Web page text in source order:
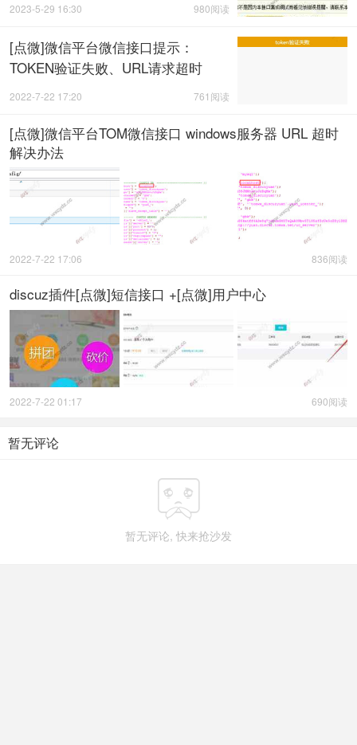
980阅读
2023-5-29 16:30
[点微]微信平台微信接口提示：
TOKEN验证失败、URL请求超时
761阅读
2022-7-22 17:20
[点微]微信平台TOM微信接口 windows服务器 URL 超时
解决办法
836阅读
2022-7-22 17:06
discuz插件[点微]短信接口 +[点微]用户中心
690阅读
2022-7-22 01:17
暂无评论

暂无评论, 快来抢沙发